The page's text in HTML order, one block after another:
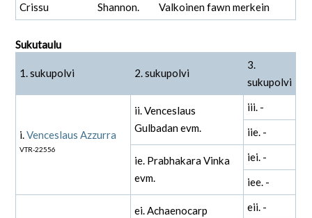
Crissu
Shannon. Valkoinen fawn merkein
Sukutaulu
1. sukupolvi 2. sukupolvi
3.
sukupolvi
i.Venceslaus Azzurra
VTR-22556
ii. Venceslaus
Gulbadan evm.
iii. -
iie. -
ie. Prabhakara Vinka
evm.
iei. -
iee. -
ei. Achaenocarp
eii. -